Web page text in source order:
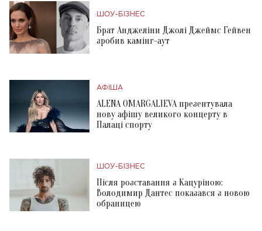
ШОУ-БІЗНЕС
Брат Анджеліни Джолі Джеймс Гейвен
зробив камінг-аут
АФІША
ALENA OMARGALIEVA презентувала
нову афішу великого концерту в
Палаці спорту
ШОУ-БІЗНЕС
Після розставання з Кацуріною:
Володимир Дантес показався з новою
обраницею